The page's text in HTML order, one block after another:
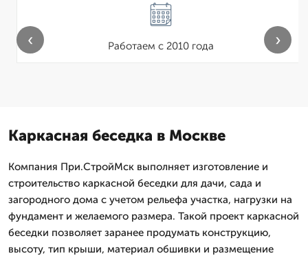
Работаем с 2010 года
‹ ›
Каркасная беседка в Москве
Компания При.СтройМск выполняет изготовление и
строительство каркасной беседки для дачи, сада и
загородного дома с учетом рельефа участка, нагрузки на
фундамент и желаемого размера. Такой проект каркасной
беседки позволяет заранее продумать конструкцию,
высоту, тип крыши, материал обшивки и размещение